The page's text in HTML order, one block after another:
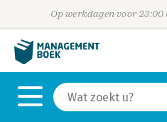
Op werkdagen voor